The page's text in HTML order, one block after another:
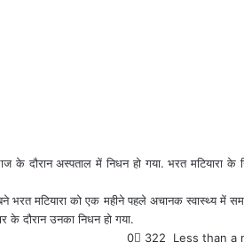
के दौरान अस्पताल में निधन हो गया. भरत मटियारा के
भरत मटियारा को एक महीने पहले अचानक स्वास्थ्य में
के दौरान उनका निधन हो गया.
0 322 Less than a